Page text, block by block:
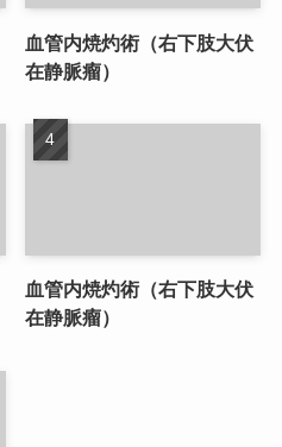
血管内焼灼術（右下肢大伏
在静脈瘤）
血管内焼灼術（右下肢大伏
在静脈瘤）